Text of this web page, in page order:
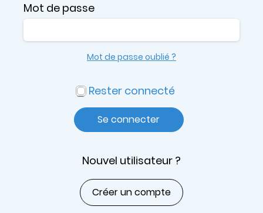
Mot de passe
Rester connecté
Se connecter
Mot de passe oublié ?
Nouvel utilisateur ?
Créer un compte